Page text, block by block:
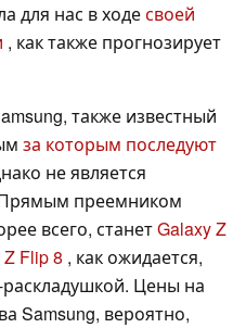
для нас в ходесвоей
, как также прогнозирует
также известный
за которым последуют
не является
преемником
всего, станетGalaxy Z
Flip 8 , как ожидается,
Цены на
Samsung, вероятно,